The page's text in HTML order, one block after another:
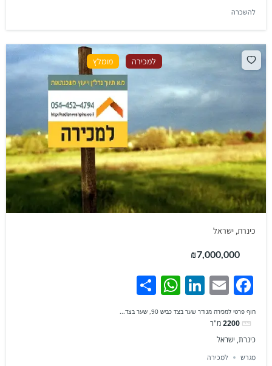
להשכרה
למכירה מומלץ
כינרת, ישראל
₪7,000,000
Facebook
Email
LinkedIn
WhatsApp
Share
חוף פרטי למכירה מגודר שער בצד כביש 90, שער בצד...
2200מ"ר
כינרת, ישראל
מגרש למכירה